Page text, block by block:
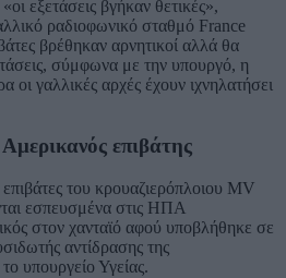
εξετάσεις βγήκαν θετικές»,
ραδιοφωνικό σταθμό France
βρέθηκαν αρνητικοί αλλά θα
σύμφωνα με την υπουργό, η
οι γαλλικές αρχές έχουν ιχνηλατήσει
επιβάτης
του κρουαζιερόπλοιου MV
εσπευσμένα στις ΗΠΑ
στον χανταϊό αφού υποβλήθηκε σε
αντίδρασης της
υπουργείο Υγείας.